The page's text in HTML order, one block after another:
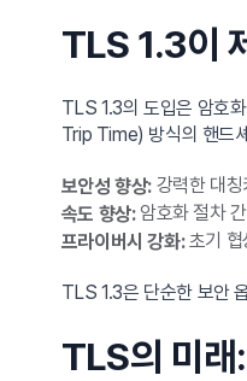
TLS 1.3이
TLS 1.3의 도입은 암호
Trip Time) 방식의 핸드
보안성 향상:강력한 대칭
속도 향상:암호화 절차
프라이버시 강화:초기 협
TLS 1.3은 단순한 보안
TLS의 미래